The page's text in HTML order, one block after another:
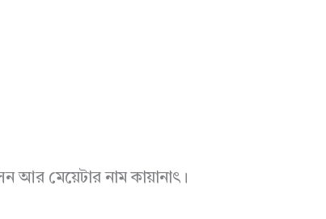
আর মেয়েটার নাম কায়ানাৎ।